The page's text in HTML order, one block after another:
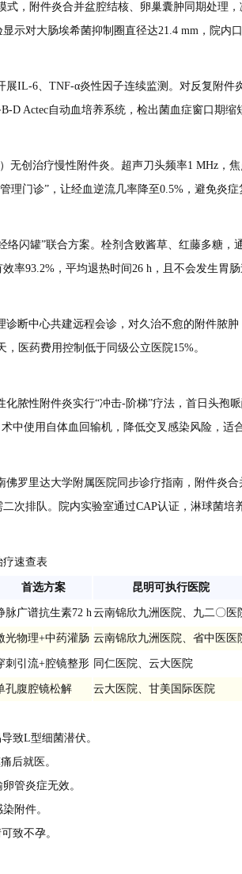
，附件炎合并盆腔结核、卵巢囊肿同期处理
示对大肠埃希菌抑制圈直径达21.4 mm，院内
IL-6、TNF-α炎性因子连续监测。对反复附
D Actec自动血培养系统，检出菌血症窗口期缩
无创治疗慢性附件炎。超声刀头频率1 MHz
理门诊”，让经血逆流几率降至0.5%，避免炎症
络闪罐”联合方案。栓剂含败酱草、红藤多糖
率93.2%，平均退热时间26 h，且不会发生胃肠
断中心共建远程会诊，对久治不愈的附件脓
医药费用控制低于同级公立医院15%。
脓性附件炎实行“冲击-阶梯”疗法，首日头孢
中使用自体血回输机，降低交叉感染风险，适
罗里达大学附属医院同步诊疗指南，附件炎
次排队。院内实验室通过CAP认证，淋球菌培
速查表
首选方案 昆明可执行医院
脉广谱抗生素72 h云南锦欣九洲医院、九二〇医
光物理+中药灌肠 云南锦欣九洲医院、省中医医
刺引流+腔镜整形 同仁医院、云大医院
孔腹腔镜松解 云大医院、甘美国际医院
致L型细菌潜伏。
后就医。
管炎症无效。
附件。
致不孕。